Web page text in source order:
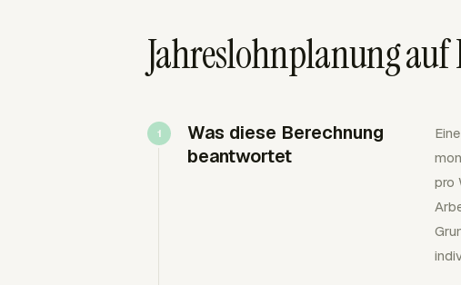
Jahreslohnplanung auf
Was diese Berechnung
beantwortet
pro